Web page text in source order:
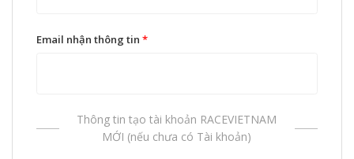
Email nhận thông tin *
Thông tin tạo tài khoản RACEVIETNAM
MỚI (nếu chưa có Tài khoản)